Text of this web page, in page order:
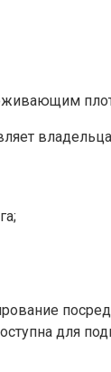
для